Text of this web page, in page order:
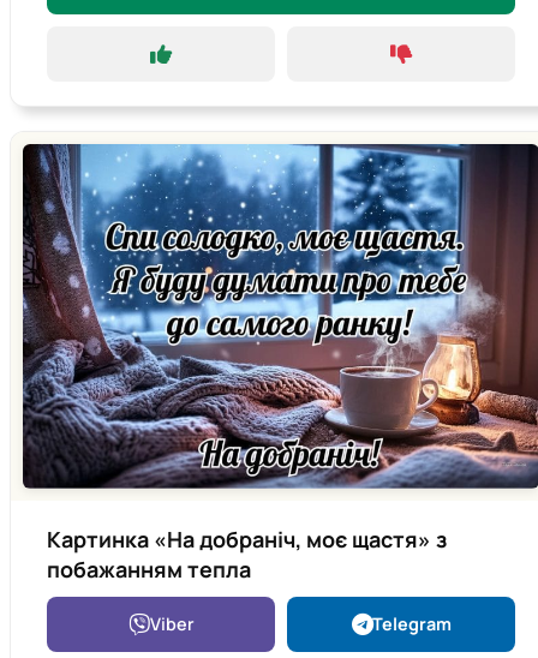
Картинка «На добраніч, моє щастя» з
побажанням тепла
Viber Telegram